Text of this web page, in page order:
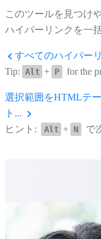
このツールを見つけ
ハイパーリンクを一
すべてのハイパー
Tip: Alt + P for the
選択範囲をHTMLテ
ト...
ヒント:
Alt + N で